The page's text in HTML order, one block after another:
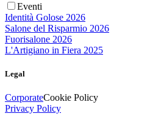
Eventi
Identità Golose 2026
Salone del Risparmio 2026
Fuorisalone 2026
L'Artigiano in Fiera 2025
Legal
CorporateCookie Policy
Privacy Policy